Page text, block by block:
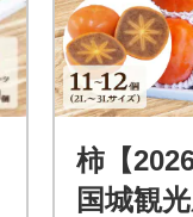
柿【
国城観